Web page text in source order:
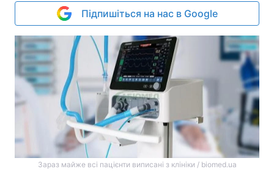
Підпишіться на нас в Google
Зараз майже всі пацієнти виписані з клініки / biomed.ua